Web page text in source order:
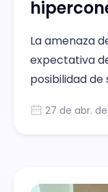
La amenaza
expectativa
posibilidad de
deben
27 de abr.